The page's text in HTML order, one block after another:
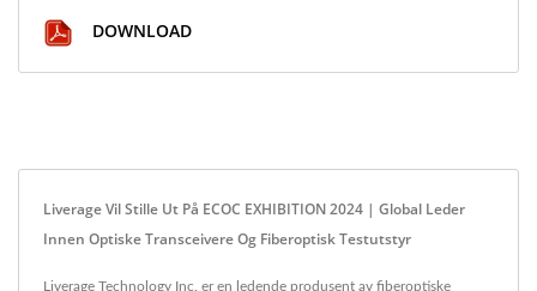
DOWNLOAD
Liverage Vil Stille Ut På ECOC EXHIBITION 2024 | Global Leder
Innen Optiske Transceivere Og Fiberoptisk Testutstyr
Liverage Technology Inc. er en ledende produsent av fiberoptiske